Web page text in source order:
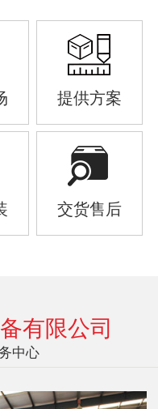
提供方案
交货售后
有限公司
中心